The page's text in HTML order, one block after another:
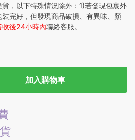
，以下特殊情況除外：1)若發現包裹外
完好，但發現商品破損、有異味、顏
收後24小時內聯絡客服。
加入購物車